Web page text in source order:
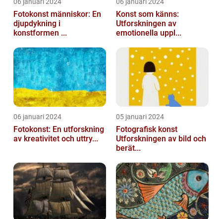
Fotokonst människor: En
djupdykning i
konstformen ...
Konst som känns:
Utforskningen av
emotionella uppl...
06 januari 2024
Fotokonst: En utforskning
av kreativitet och uttry...
05 januari 2024
Fotografisk konst
Utforskningen av bild och
berät...